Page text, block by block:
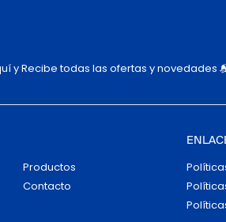
y Recibe todas las ofertas y novedades
Productos
Contacto